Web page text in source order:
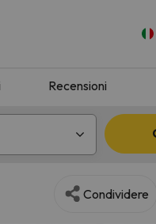
Recensioni
Condividere